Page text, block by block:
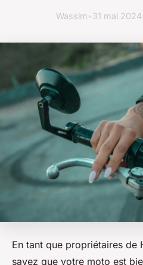
Wassim•31 mai 2024
En tant que propriétaires de
savez que votre moto est